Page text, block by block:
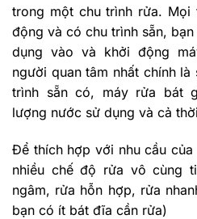
trong một chu trình rửa.
động và có chu trình sẵn,
dụng vào và khởi động
người quan tâm nhất chính
trình sẵn có, máy rửa bát
lượng nước sử dụng và cả
Để thích hợp với nhu cầu
nhiều chế độ rửa vô cùng
ngâm, rửa hỗn hợp, rửa
bạn có ít bát đĩa cần rửa)